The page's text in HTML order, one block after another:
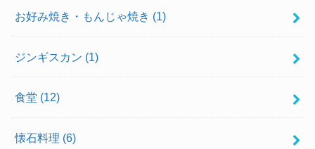
お好み焼き・もんじゃ焼き (1)
ジンギスカン (1)
食堂 (12)
懐石料理 (6)